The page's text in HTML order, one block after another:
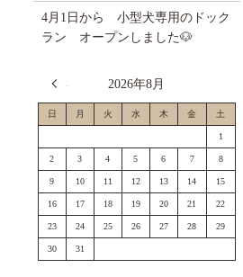
4月1日から 小型犬専用のドック
ラン オープンしました🐶
2026年8月
日 月 火 水 木 金 土
1
2 3 4 5 6 7 8
9 10 11 12 13 14 15
16 17 18 19 20 21 22
23 24 25 26 27 28 29
30 31